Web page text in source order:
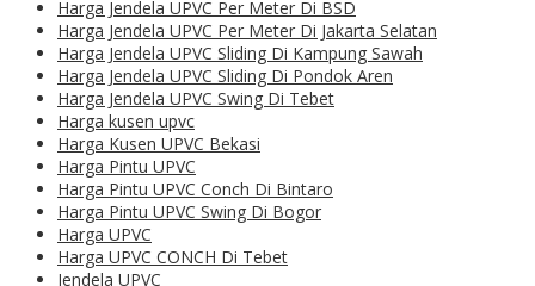
Harga Jendela UPVC Per Meter Di BSD
Harga Jendela UPVC Per Meter Di Jakarta Selatan
Harga Jendela UPVC Sliding Di Kampung Sawah
Harga Jendela UPVC Sliding Di Pondok Aren
Harga Jendela UPVC Swing Di Tebet
Harga kusen upvc
Harga Kusen UPVC Bekasi
Harga Pintu UPVC
Harga Pintu UPVC Conch Di Bintaro
Harga Pintu UPVC Swing Di Bogor
Harga UPVC
Harga UPVC CONCH Di Tebet
Jendela UPVC